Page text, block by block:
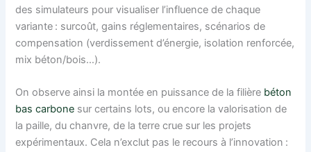
des simulateurs pour visualiser l’influence de chaque
variante : surcoût, gains réglementaires, scénarios de
compensation (verdissement d’énergie, isolation renforcée,
mix béton/bois…).
On observe ainsi la montée en puissance de la filière béton
bas carbone sur certains lots, ou encore la valorisation de
la paille, du chanvre, de la terre crue sur les projets
expérimentaux. Cela n’exclut pas le recours à l’innovation :